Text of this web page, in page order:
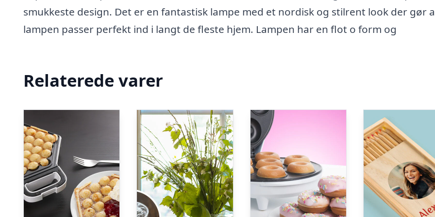
smukkeste design. Det er en fantastisk lampe med et nordisk og stilrent look der gør
lampen passer perfekt ind i langt de fleste hjem. Lampen har en flot o form og
Relaterede varer